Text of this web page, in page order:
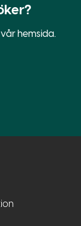
hemsida.